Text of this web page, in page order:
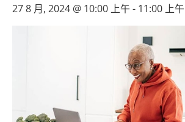
27 8 月, 2024 @ 10:00 上午- 11:00 上午